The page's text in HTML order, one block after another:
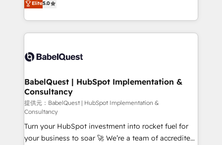
Innovation HubSpot Impact Award - Platform
Migration Excellence HubSpot Impact Award -
accreditations with HubSpot.
Welcome to our Profile! We help with: • CRM
implementation, reports, workflows, and team
training • CRM migration from Salesforce, Pipedrive,
custom API integrations • AI governance for
Boutique 'Elite' team of 12 • 150+ clients across Sales
Hub, Marketing Hub, Service Hub, Data Hub and
CMS • ISO/IEC 27001:2022, ISO 9001:2015, and ISO
42001:2023 certified - the AI management standard •
GuardHub: our AI governance framework, built on
ISO 42001 Ready for the next step? Click the 👈
Elite5.0
BabelQuest | HubSpot Implementation &
Consultancy
提供元：BabelQuest | HubSpot Implementation &
Consultancy
Turn your HubSpot investment into rocket fuel for
your business to soar 🚀 We’re a team of accredited